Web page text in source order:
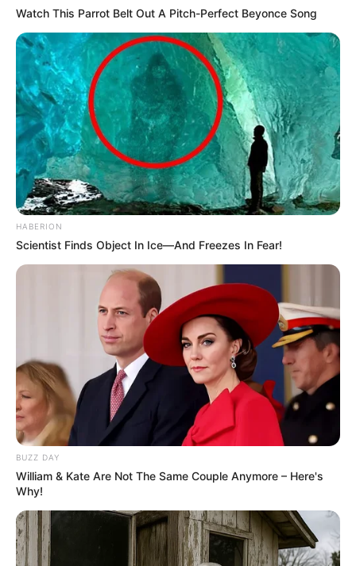
Watch This Parrot Belt Out A Pitch-Perfect Beyonce Song
HABERION
Scientist Finds Object In Ice—And Freezes In Fear!
BUZZ DAY
William & Kate Are Not The Same Couple Anymore – Here's
Why!